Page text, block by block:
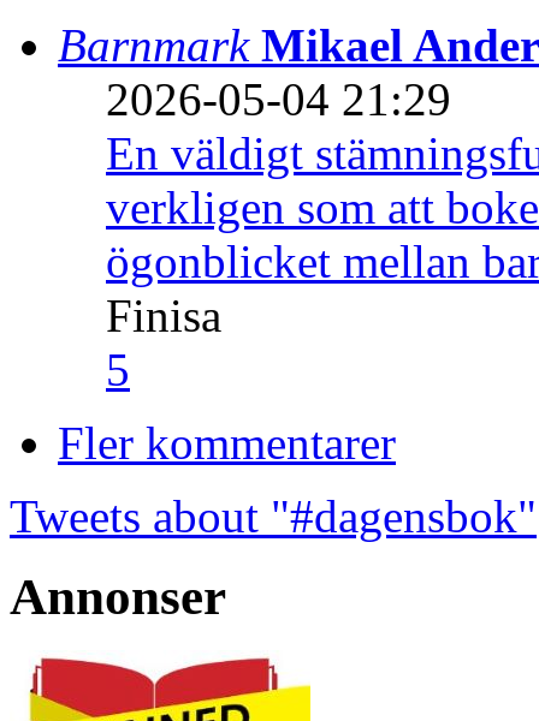
Barnmark Mikael
2026-05-04 21:29
En väldigt
verkligen som att
ögonblicket mellan
Finisa
5
Fler kommentarer
Tweets about "#dagensbok"
Annonser